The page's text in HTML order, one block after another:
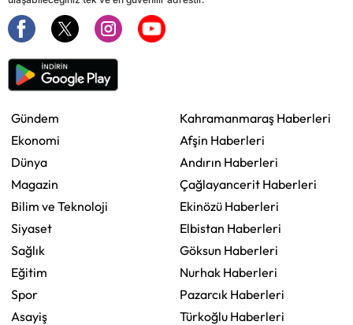
Gündem
Ekonomi
Dünya
Magazin
Bilim ve Teknoloji
Siyaset
Sağlık
Eğitim
Spor
Asayiş
Kahramanmaraş Haberleri
Afşin Haberleri
Andırın Haberleri
Çağlayancerit Haberleri
Ekinözü Haberleri
Elbistan Haberleri
Göksun Haberleri
Nurhak Haberleri
Pazarcık Haberleri
Türkoğlu Haberleri